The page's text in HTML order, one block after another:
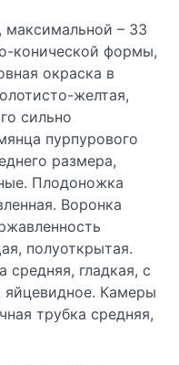
максимальной – 33
конической формы,
окраска в
желтая,
сильно
пурпурового
размера,
Плодоножка
Воронка
полуоткрытая.
гладкая, с
яйцевидное. Камеры
трубка средняя,